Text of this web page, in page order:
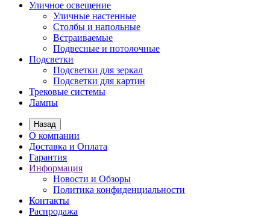
Уличное освещение
Уличные настенные
Столбы и напольные
Встраиваемые
Подвесные и потолочные
Подсветки
Подсветки для зеркал
Подсветки для картин
Трековые системы
Лампы
Назад
О компании
Доставка и Оплата
Гарантия
Информация
Новости и Обзоры
Политика конфиденциальности
Контакты
Распродажа